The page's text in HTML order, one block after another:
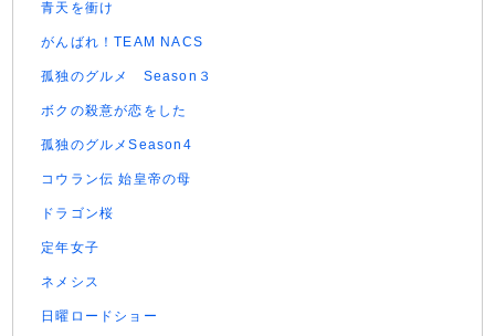
青天を衝け
がんばれ！TEAM NACS
孤独のグルメ Season３
ボクの殺意が恋をした
孤独のグルメSeason4
コウラン伝 始皇帝の母
ドラゴン桜
定年女子
ネメシス
日曜ロードショー